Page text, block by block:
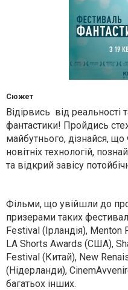
Сюжет
Відірвись від реальності
фантастики! Пройдись
майбутнього, дізнайся,
новітніх технологій,
та відкрий завісу
Фільми, що увійшли до
призерами таких
Festival (Ірландія),
LA Shorts Awards (США),
Festival (Китай), New
(Нідерланди),
багатьох інших.